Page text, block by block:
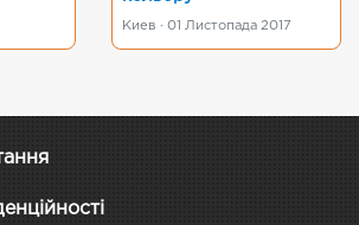
Киев · 01 Листопада 2017